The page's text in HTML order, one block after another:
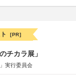
[PR]
チカラ展」
実行委員会